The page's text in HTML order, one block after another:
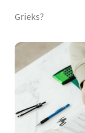
Grieks?